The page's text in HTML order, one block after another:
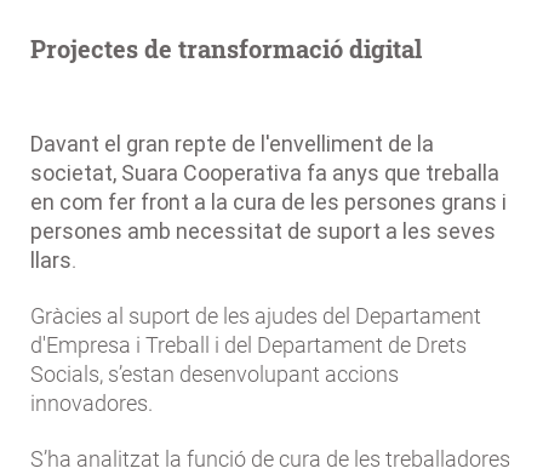
Projectes de transformació digital
Davant el gran repte de l'envelliment de la
societat, Suara Cooperativa fa anys que treballa
en com fer front a la cura de les persones grans i
persones amb necessitat de suport a les seves
llars.
Gràcies al suport de les ajudes del Departament
d'Empresa i Treball i del Departament de Drets
Socials, s’estan desenvolupant accions
innovadores.
S’ha analitzat la funció de cura de les treballadores